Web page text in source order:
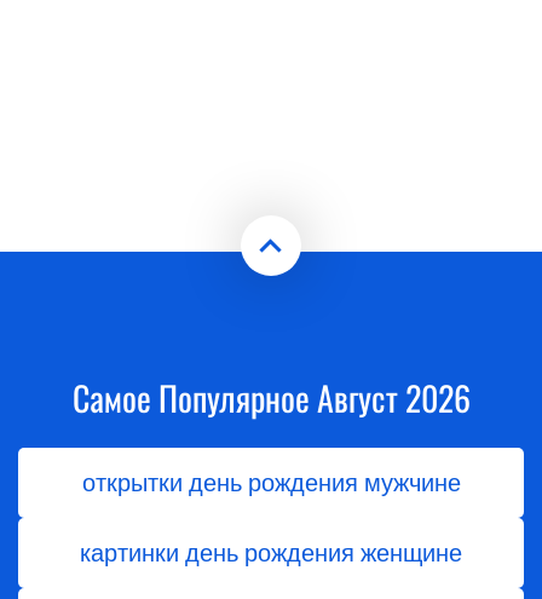
Самое Популярное Август 2026
открытки день рождения мужчине
картинки день рождения женщине